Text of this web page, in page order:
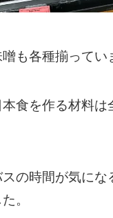
も各種揃ってい
食を作る材料は
の時間が気にな
。